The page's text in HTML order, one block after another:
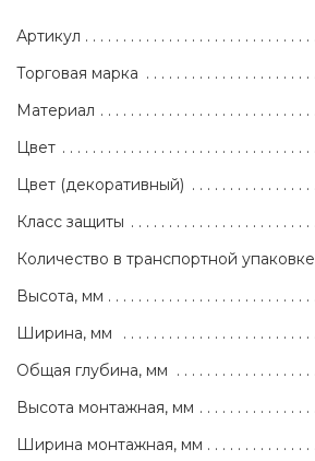
Артикул
Торговая марка
Материал
Цвет
Цвет (декоративный)
Класс защиты
Количество в транспортной упаковке
Высота, мм
Ширина, мм
Общая глубина, мм
Высота монтажная, мм
Ширина монтажная, мм